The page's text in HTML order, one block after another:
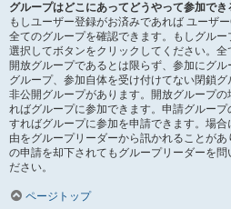
グループはどこにあってどうやって参加でき
もしユーザー登録がお済みであれば ユーザ
全てのグループを確認できます。もしグル
選択してボタンをクリックしてください。
開放グループであるとは限らず、参加にグ
グループ、参加自体を受け付けてない閉鎖
非公開グループがあります。開放グループ
ればグループに参加できます。申請グルー
すればグループに参加を申請できます。場
由をグループリーダーから訊かれることが
の申請を却下されてもグループリーダーを問
ださい。
ページトップ